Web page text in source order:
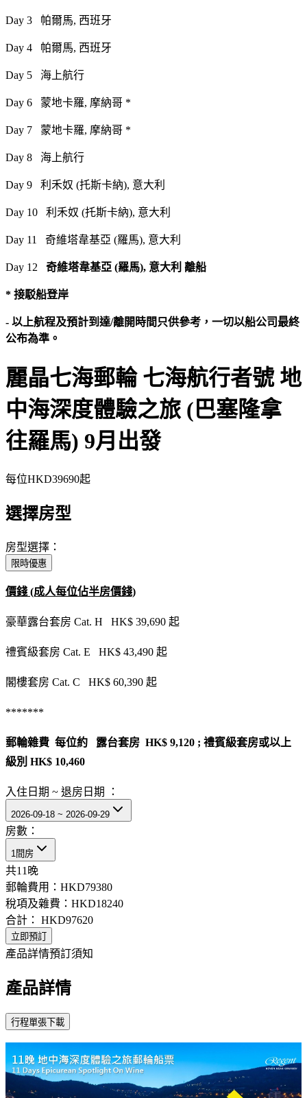
Day 3 帕爾馬, 西班牙
Day 4 帕爾馬, 西班牙
Day 5 海上航行
Day 6 蒙地卡羅, 摩納哥 *
Day 7 蒙地卡羅, 摩納哥 *
Day 8 海上航行
Day 9 利禾奴 (托斯卡納), 意大利
Day 10 利禾奴 (托斯卡納), 意大利
Day 11 奇維塔韋基亞 (羅馬), 意大利
Day 12 奇維塔韋基亞 (羅馬), 意大利 離船
* 接駁船登岸
- 以上航程及預計到達/離開時間只供參考，一切以船公司最終
公布為準。
麗晶七海郵輪 七海航行者號 地
中海深度體驗之旅 (巴塞隆拿
往羅馬) 9月出發
每位HKD39690起
選擇房型
房型選擇：
限時優惠
價錢 (成人每位佔半房價錢)
豪華露台套房 Cat. H HK$ 39,690 起
禮賓級套房 Cat. E HK$ 43,490 起
閣樓套房 Cat. C HK$ 60,390 起
*******
郵輪雜費 每位約 露台套房 HK$ 9,120 ; 禮賓級套房或以上
級別 HK$ 10,460
入住日期 ~ 退房日期 ：
2026-09-18 ~ 2026-09-29
房數：
1間房
共11 晚
郵輪費用： HKD79380
稅項及雜費： HKD18240
合計： HKD97620
立即預訂
產品詳情預訂須知
產品詳情